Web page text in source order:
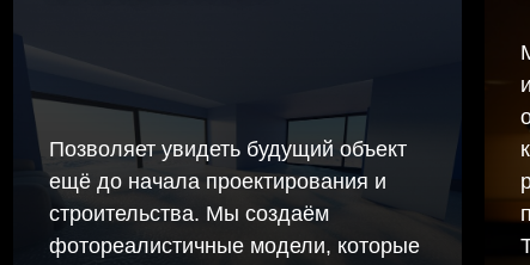
Позволяет увидеть будущий объект
ещё до начала проектирования и
строительства. Мы создаём
фотореалистичные модели, которые